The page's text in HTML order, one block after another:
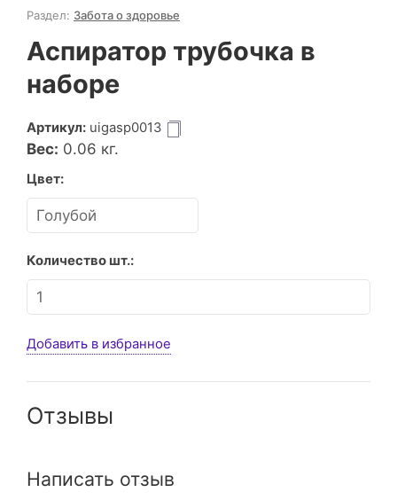
Раздел: Забота о здоровье
Аспиратор трубочка в
наборе
Артикул: uigasp0013
Вес: 0.06 кг.
Цвет:
Количество шт.:
Добавить в избранное
Отзывы
Написать отзыв